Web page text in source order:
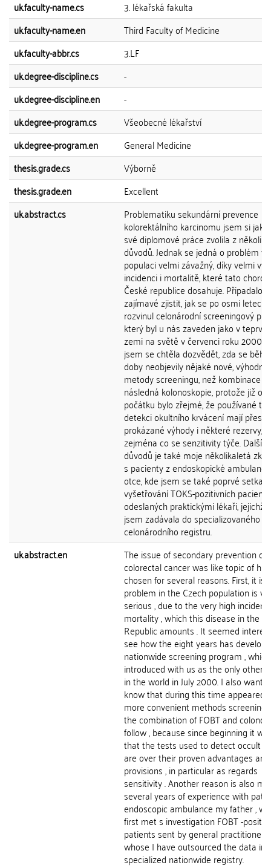
uk.faculty-name.cs
3. lékařská fakulta
uk.faculty-name.en
Third Faculty of Medicine
uk.faculty-abbr.cs
3.LF
uk.degree-discipline.cs
-
uk.degree-discipline.en
-
uk.degree-program.cs
Všeobecné lékařství
uk.degree-program.en
General Medicine
thesis.grade.cs
Výborně
thesis.grade.en
Excellent
uk.abstract.cs
Problematiku sekundární prevence
kolorektálního karcinomu jsem si
své diplomové práce zvolila z několika
důvodů. Jednak se jedná o problém v
populaci velmi závažný, díky velmi
incidenci i mortalitě, které tato
České republice dosahuje. Připadalo
zajímavé zjistit, jak se po osmi letech
rozvinul celonárodní screeningový
který byl u nás zaveden jako v teprve
zemi na světě v červenci roku 2000.
jsem se chtěla dozvědět, zda se
doby neobjevily nějaké nové,
metody screeningu, než kombinace
následná kolonoskopie, protože již od
počátku bylo zřejmé, že používané
detekci okultního krvácení mají přes
prokázané výhody i některé rezervy,
zejména co se senzitivity týče.
důvodů je také moje několikaletá
s pacienty z endoskopické
otce, kde jsem se také poprvé
vyšetřování TOKS-pozitivních
odeslaných praktickými lékaři, jejichž
jsem zadávala do specializovaného
celonárodního registru.
uk.abstract.en
The issue of secondary prevention of
colorectal cancer was like topic of his
chosen for several reasons. First, it is
problem in the Czech population is
serious , due to the very high
mortality , which this disease in the
Republic amounts . It seemed
see how the eight years has
nationwide screening program ,
introduced with us as the only other
in the world in July 2000. I also
know that during this time appeared
more convenient methods screening
the combination of FOBT and
follow , because since beginning it
that the tests used to detect occult
are over their proven advantages
provisions , in particular as regards
sensitivity . Another reason is also my
several years of experience with
endoscopic ambulance my father ,
first met s investigation FOBT -
patients sent by general practitioners
whose I have outsourced the data
specialized nationwide registry.